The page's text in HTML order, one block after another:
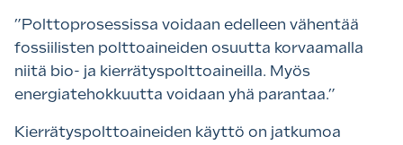
”Polttoprosessissa voidaan edelleen vähentää
fossiilisten polttoaineiden osuutta korvaamalla
niitä bio- ja kierrätyspolttoaineilla. Myös
energiatehokkuutta voidaan yhä parantaa.”
Kierrätyspolttoaineiden käyttö on jatkumoa